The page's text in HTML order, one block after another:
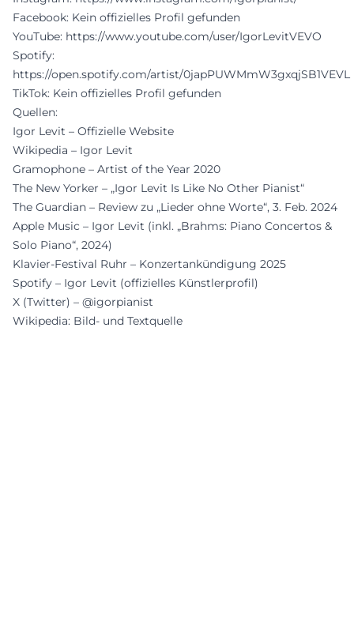
Facebook: Kein offizielles Profil gefunden
YouTube: https://www.youtube.com/user/IgorLevitVEVO
Spotify:
https://open.spotify.com/artist/0japPUWMmW3gxqjSB1VEVL
TikTok: Kein offizielles Profil gefunden
Quellen:
Igor Levit – Offizielle Website
Wikipedia – Igor Levit
Gramophone – Artist of the Year 2020
The New Yorker – „Igor Levit Is Like No Other Pianist“
The Guardian – Review zu „Lieder ohne Worte“, 3. Feb. 2024
Apple Music – Igor Levit (inkl. „Brahms: Piano Concertos &
Solo Piano“, 2024)
Klavier-Festival Ruhr – Konzertankündigung 2025
Spotify – Igor Levit (offizielles Künstlerprofil)
X (Twitter) – @igorpianist
Wikipedia: Bild- und Textquelle